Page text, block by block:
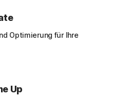
Optimierung für Ihre
Up